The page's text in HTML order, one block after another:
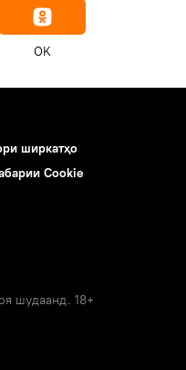
OK
ширкатҳо
Cookie
шудаанд. 18+